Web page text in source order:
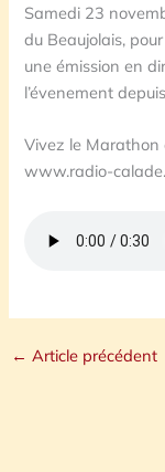
Samedi 23
du Beaujolais,
une émission en
l’évenement
Vivez le Marathon
www.radio-
← Article précédent